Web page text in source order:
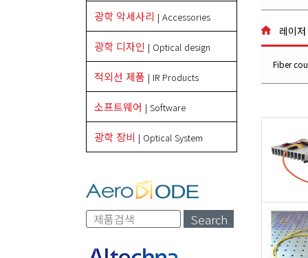
광학 악세사리 | Accessories
광학 디자인 | Optical design
적외선 제품 | IR Products
소프트웨어 | Software
광학 장비 | Optical System
Search
레이
Fiber